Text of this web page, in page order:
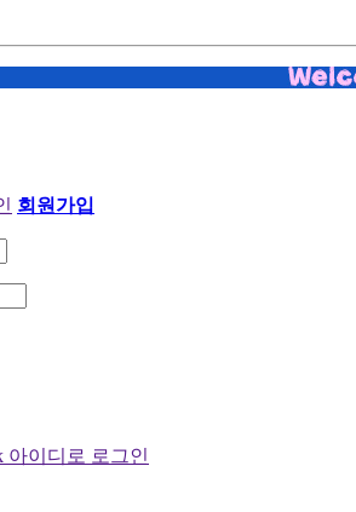
회원가입
아이디로 로그인